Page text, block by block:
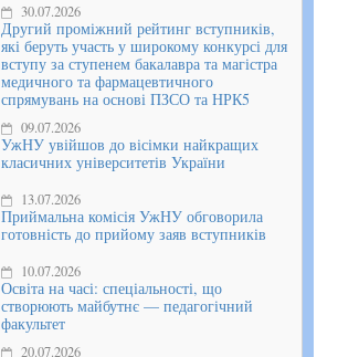
30.07.2026
Другий проміжний рейтинг вступників,
які беруть участь у широкому конкурсі для
вступу за ступенем бакалавра та магістра
медичного та фармацевтичного
спрямувань на основі ПЗСО та НРК5
09.07.2026
УжНУ увійшов до вісімки найкращих
класичних університетів України
13.07.2026
Приймальна комісія УжНУ обговорила
готовність до прийому заяв вступників
10.07.2026
Освіта на часі: спеціальності, що
створюють майбутнє — педагогічний
факультет
20.07.2026